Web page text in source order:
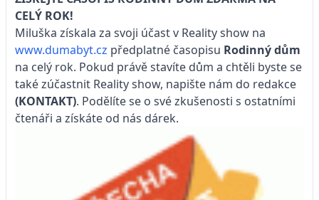
CELÝ ROK!
Miluška získala za svoji účast v Reality show na
www.dumabyt.cz předplatné časopisu Rodinný dům
na celý rok. Pokud právě stavíte dům a chtěli byste se
také zúčastnit Reality show, napište nám do redakce
(KONTAKT). Podělíte se o své zkušenosti s ostatními
čtenáři a získáte od nás dárek.